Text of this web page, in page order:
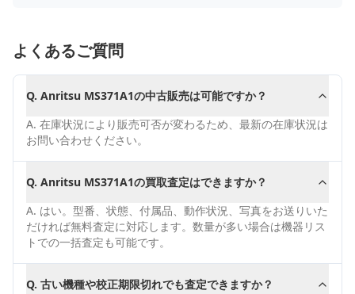
よくあるご質問
Q. Anritsu MS371A1の中古販売は可能ですか？
A. 在庫状況により販売可否が変わるため、最新の在庫状況は
お問い合わせください。
Q. Anritsu MS371A1の買取査定はできますか？
A. はい。型番、状態、付属品、動作状況、写真をお送りいた
だければ無料査定に対応します。数量が多い場合は機器リス
トでの一括査定も可能です。
Q. 古い機種や校正期限切れでも査定できますか？